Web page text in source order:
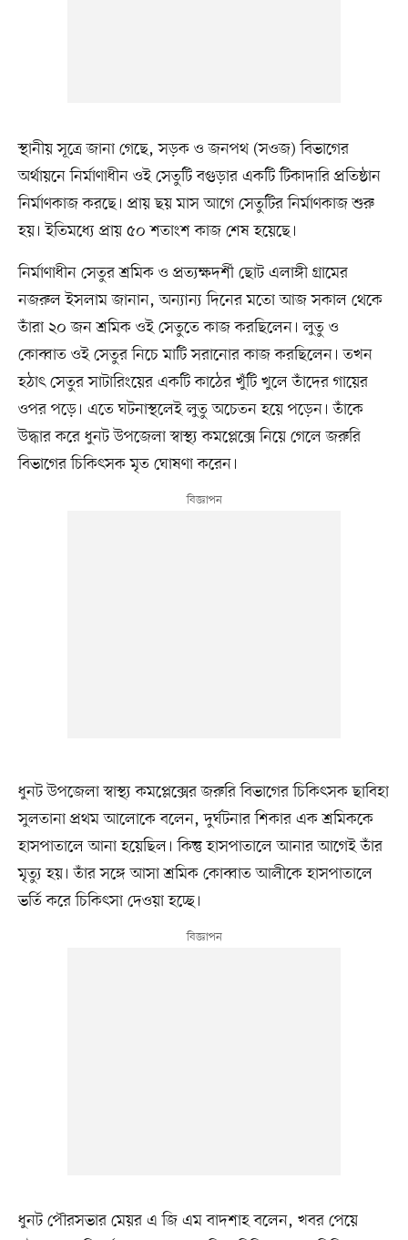
স্থানীয় সূত্রে জানা গেছে, সড়ক ও জনপথ (সওজ) বিভাগের
অর্থায়নে নির্মাণাধীন ওই সেতুটি বগুড়ার একটি টিকাদারি প্রতিষ্ঠান
নির্মাণকাজ করছে। প্রায় ছয় মাস আগে সেতুটির নির্মাণকাজ শুরু
হয়। ইতিমধ্যে প্রায় ৫০ শতাংশ কাজ শেষ হয়েছে।
নির্মাণাধীন সেতুর শ্রমিক ও প্রত্যক্ষদর্শী ছোট এলাঙ্গী গ্রামের
নজরুল ইসলাম জানান, অন্যান্য দিনের মতো আজ সকাল থেকে
তাঁরা ২০ জন শ্রমিক ওই সেতুতে কাজ করছিলেন। লুতু ও
কোব্বাত ওই সেতুর নিচে মাটি সরানোর কাজ করছিলেন। তখন
হঠাৎ সেতুর সাটারিংয়ের একটি কাঠের খুঁটি খুলে তাঁদের গায়ের
ওপর পড়ে। এতে ঘটনাস্থলেই লুতু অচেতন হয়ে পড়েন। তাঁকে
উদ্ধার করে ধুনট উপজেলা স্বাস্থ্য কমপ্লেক্সে নিয়ে গেলে জরুরি
বিভাগের চিকিৎসক মৃত ঘোষণা করেন।
ধুনট উপজেলা স্বাস্থ্য কমপ্লেক্সের জরুরি বিভাগের চিকিৎসক ছাবিহা
সুলতানা প্রথম আলোকে বলেন, দুর্ঘটনার শিকার এক শ্রমিককে
হাসপাতালে আনা হয়েছিল। কিন্তু হাসপাতালে আনার আগেই তাঁর
মৃত্যু হয়। তাঁর সঙ্গে আসা শ্রমিক কোব্বাত আলীকে হাসপাতালে
ভর্তি করে চিকিৎসা দেওয়া হচ্ছে।
ধুনট পৌরসভার মেয়র এ জি এম বাদশাহ বলেন, খবর পেয়ে